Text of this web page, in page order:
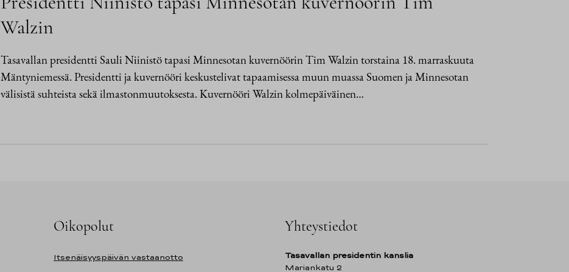
Walzin
Tasavallan presidentti Sauli Niinistö tapasi Minnesotan kuvernöörin Tim Walzin torstaina 18. marraskuuta
Mäntyniemessä. Presidentti ja kuvernööri keskustelivat tapaamisessa muun muassa Suomen ja Minnesotan
välisistä suhteista sekä ilmastonmuutoksesta. Kuvernööri Walzin kolmepäiväinen…
Oikopolut
Itsenäisyyspäivän vastaanotto
Yhteystiedot
Tasavallan presidentin kanslia
Mariankatu 2